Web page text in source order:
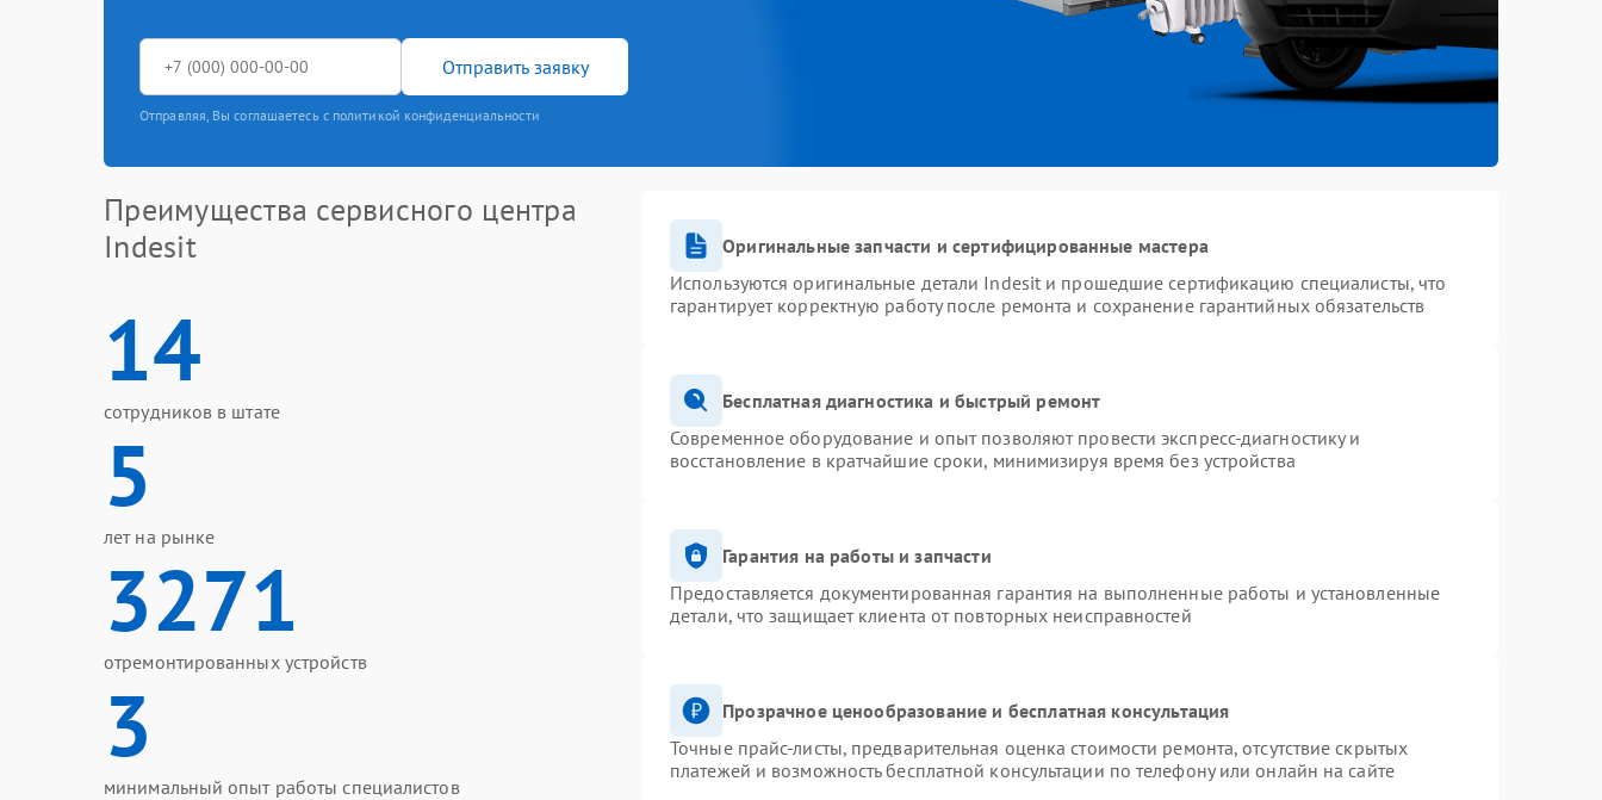
Отправить заявку
Отправляя, Вы соглашаетесь с политикой конфиденциальности
Преимущества сервисного центра
Indesit
14
сотрудников в штате
5
лет на рынке
3271
отремонтированных устройств
3
минимальный опыт работы специалистов
Оригинальные запчасти и сертифицированные мастера
Используются оригинальные детали Indesit и прошедшие сертификацию специалисты, что
гарантирует корректную работу после ремонта и сохранение гарантийных обязательств
Бесплатная диагностика и быстрый ремонт
Современное оборудование и опыт позволяют провести экспресс-диагностику и
восстановление в кратчайшие сроки, минимизируя время без устройства
Гарантия на работы и запчасти
Предоставляется документированная гарантия на выполненные работы и установленные
детали, что защищает клиента от повторных неисправностей
Прозрачное ценообразование и бесплатная консультация
Точные прайс-листы, предварительная оценка стоимости ремонта, отсутствие скрытых
платежей и возможность бесплатной консультации по телефону или онлайн на сайте